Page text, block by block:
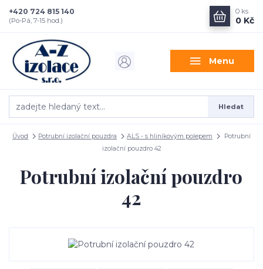
Menu
Hledat
+420 724 815 140
(Po-Pá, 7-15 hod.)
0 ks
0 Kč
Úvod Potrubní izolační pouzdra ALS - s hliníkovým polepem
Potrubní
izolační pouzdro 42
Potrubní izolační pouzdro
42